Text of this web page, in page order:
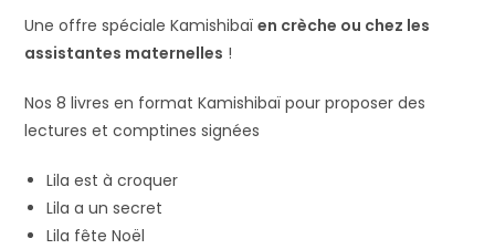
Une offre spéciale Kamishibaïen crèche ou chez les
assistantes maternelles !
Nos 8 livres en format Kamishibaï pour proposer des
lectures et comptines signées
Lila est à croquer
Lila a un secret
Lila fête Noël